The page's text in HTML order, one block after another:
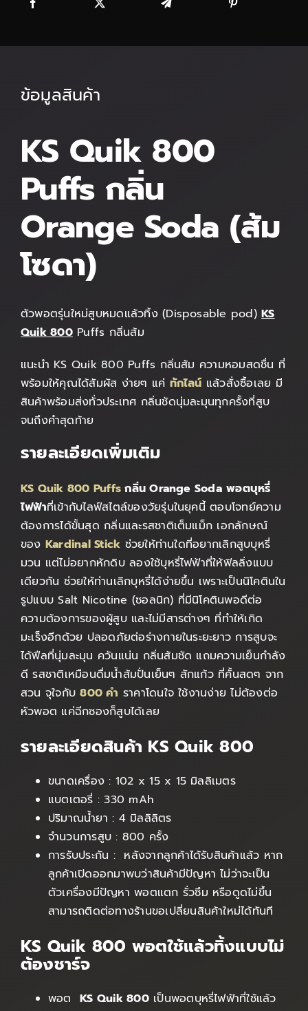
ข้อมูลสินค้า
KS Quik 800
Puffs กลิ่น
Orange Soda (ส้ม
โซดา)
ตัวพอตรุ่นใหม่สูบหมดแล้วทิ้ง (Disposable pod)KS
Quik 800Puffs กลิ่นส้ม
แนะนำ KS Quik 800 Puffs กลิ่นส้ม ความหอมสดชื่น ที่
พร้อมให้คุณได้สัมผัส ง่ายๆ แค่ ทักไลน์ แล้วสั่งซื้อเลย มี
สินค้าพร้อมส่งทั่วประเทศ กลิ่นชัดนุ่มละมุนทุกครั้งที่สูบ
จนถึงคำสุดท้าย
รายละเอียดเพิ่มเติม
KS Quik 800 Puffs กลิ่น Orange Soda พอตบุหรี่
ไฟฟ้าที่เข้ากับไลฟ์สไตล์ของวัยรุ่นในยุคนี้ ตอบโจทย์ความ
ต้องการได้ขั้นสุด กลิ่นและรสชาติเต็มแม็ก เอกลักษณ์
ของ Kardinal Stick ช่วยให้ท่านใดที่อยากเลิกสูบบุหรี่
มวน แต่ไม่อยากหักดิบ ลองใช้บุหรี่ไฟฟ้าที่ให้ฟิลลิ่งแบบ
เดียวกัน ช่วยให้ท่านเลิกบุหรี่ได้ง่ายขึ้น เพราะเป็นนิโคตินใน
รูปแบบ Salt Nicotine (ซอลนิก) ที่มีนิโคตินพอดีต่อ
ความต้องการของผู้สูบ และไม่มีสารต่างๆ ที่ทำให้เกิด
มะเร็งอีกด้วย ปลอดภัยต่อร่างกายในระยะยาว การสูบจะ
ได้ฟีลที่นุ่มละมุน ควันแน่น กลิ่นส้มชัด แถมความเย็นกำลัง
ดี รสชาติเหมือนดื่มน้ำส้มปั่นเย็นๆ สักแก้ว ที่คั้นสดๆ จาก
สวน จุใจกับ800 คำ ราคาโดนใจ ใช้งานง่าย ไม่ต้องต่อ
หัวพอต แค่ฉีกซองก็สูบได้เลย
รายละเอียดสินค้า KS Quik 800
ขนาดเครื่อง : 102 x 15 x 15 มิลลิเมตร
แบตเตอรี่ : 330 mAh
ปริมาณน้ำยา : 4 มิลลิลิตร
จำนวนการสูบ : 800 ครั้ง
การรับประกัน : หลังจากลูกค้าได้รับสินค้าแล้ว หาก
ลูกค้าเปิดออกมาพบว่าสินค้ามีปัญหา ไม่ว่าจะเป็น
ตัวเครื่องมีปัญหา พอตแตก รั่วซึม หรือดูดไม่ขึ้น
สามารถติดต่อทางร้านขอเปลี่ยนสินค้าใหม่ได้ทันที
KS Quik 800 พอตใช้แล้วทิ้งแบบไม่
ต้องชาร์จ
พอตKS Quik 800เป็นพอตบุหรี่ไฟฟ้าที่ใช้แล้ว